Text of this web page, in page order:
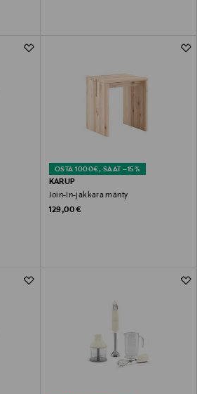
OSTA 1000€, SAAT –15%
KARUP
Join-In-jakkara mänty
Original Price
129,00 €